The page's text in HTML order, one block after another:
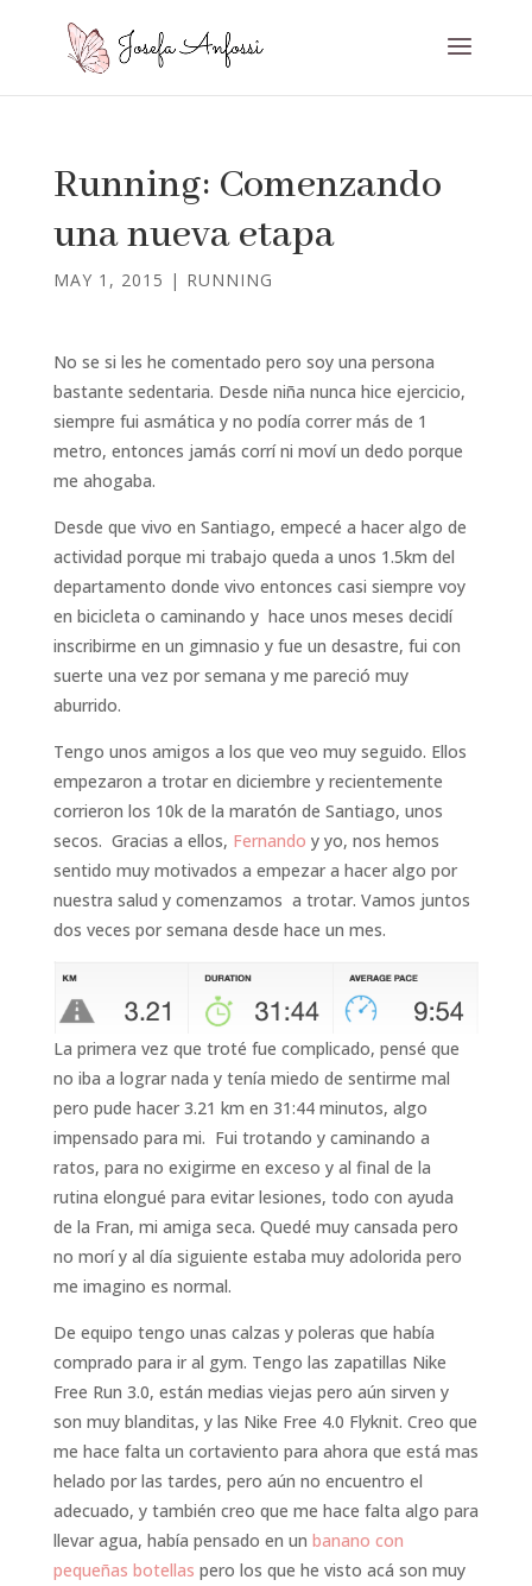
Running: Comenzando
una nueva etapa
MAY 1, 2015 | RUNNING
No se si les he comentado pero soy una persona
bastante sedentaria. Desde niña nunca hice ejercicio,
siempre fui asmática y no podía correr más de 1
metro, entonces jamás corrí ni moví un dedo porque
me ahogaba.
Desde que vivo en Santiago, empecé a hacer algo de
actividad porque mi trabajo queda a unos 1.5km del
departamento donde vivo entonces casi siempre voy
en bicicleta o caminando y hace unos meses decidí
inscribirme en un gimnasio y fue un desastre, fui con
suerte una vez por semana y me pareció muy
aburrido.
Tengo unos amigos a los que veo muy seguido. Ellos
empezaron a trotar en diciembre y recientemente
corrieron los 10k de la maratón de Santiago, unos
secos. Gracias a ellos, Fernando y yo, nos hemos
sentido muy motivados a empezar a hacer algo por
nuestra salud y comenzamos a trotar. Vamos juntos
dos veces por semana desde hace un mes.
La primera vez que troté fue complicado, pensé que
no iba a lograr nada y tenía miedo de sentirme mal
pero pude hacer 3.21 km en 31:44 minutos, algo
impensado para mi. Fui trotando y caminando a
ratos, para no exigirme en exceso y al final de la
rutina elongué para evitar lesiones, todo con ayuda
de la Fran, mi amiga seca. Quedé muy cansada pero
no morí y al día siguiente estaba muy adolorida pero
me imagino es normal.
De equipo tengo unas calzas y poleras que había
comprado para ir al gym. Tengo las zapatillas Nike
Free Run 3.0, están medias viejas pero aún sirven y
son muy blanditas, y las Nike Free 4.0 Flyknit. Creo que
me hace falta un cortaviento para ahora que está mas
helado por las tardes, pero aún no encuentro el
adecuado, y también creo que me hace falta algo para
llevar agua, había pensado en un banano con
pequeñas botellas pero los que he visto acá son muy